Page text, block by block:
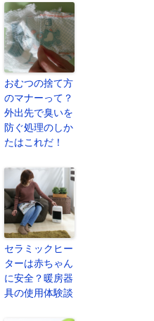
おむつの捨て方
のマナーって？
外出先で臭いを
防ぐ処理のしか
たはこれだ！
セラミックヒー
ターは赤ちゃん
に安全？暖房器
具の使用体験談